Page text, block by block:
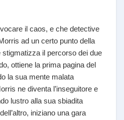
il caos, e che detective
ad un certo punto della
il percorso dei due
ottiene la prima pagina del
la sua mente malata
ne diventa l’inseguitore e
lustro alla sua sbiadita
iniziano una gara